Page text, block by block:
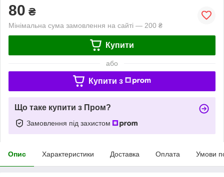
80 ₴
Мінімальна сума замовлення на сайті — 200 ₴
Купити
або
Купити з
Що таке купити з Пром?
Замовлення під захистом
Опис Характеристики Доставка Оплата Умови